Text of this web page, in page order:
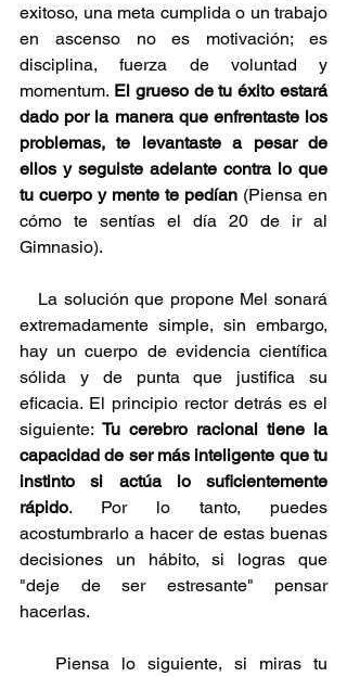
exitoso, una meta cumplida o un trabajo
en ascenso no es motivación; es
disciplina, fuerza de voluntad y
momentum. El grueso de tu éxito estará
dado por la manera que enfrentaste los
problemas, te levantaste a pesar de
ellos y seguiste adelante contra lo que
tu cuerpo y mente te pedían (Piensa en
cómo te sentías el día 20 de ir al
Gimnasio).
extremadamente simple, sin embargo,
hay un cuerpo de evidencia científica
sólida y de punta que justifica su
eficacia. El principio rector detrás es el
siguiente: Tu cerebro racional tiene la
capacidad de ser más inteligente que tu
instinto si actúa lo suficientemente
rápido. Por lo tanto, puedes
acostumbrarlo a hacer de estas buenas
decisiones un hábito, si logras que
"deje de ser estresante" pensar
hacerlas.